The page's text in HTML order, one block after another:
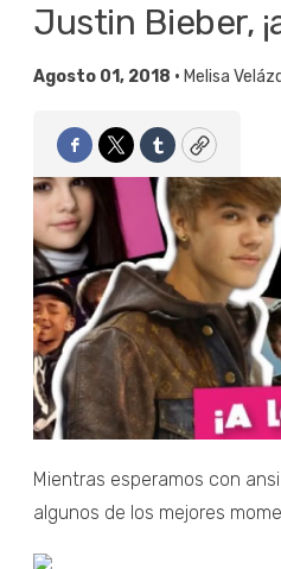
Justin Bieber,
Agosto 01, 2018 • Melisa
Facebook
TwitterTumblrCopy
Mientras esperamos con
algunos de los mejores